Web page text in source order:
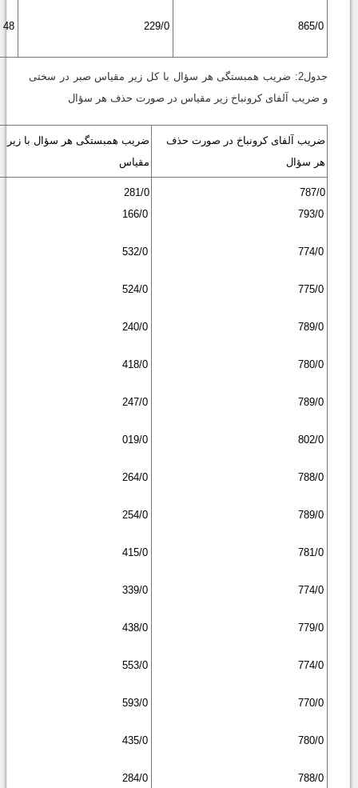
865/0
229/0
48
جدول2: ضریب همبستگی هر سؤال با کل زیر مقیاس صبر در سختی
و ضریب آلفای کرونباخ زیر مقیاس در صورت حذف هر سؤال
ضریب آلفای کرونباخ در صورت حذف
هر سؤال
ضریب همبستگی هر سؤال با زیر
مقیاس
787/0
793/0
774/0
775/0
789/0
780/0
789/0
802/0
788/0
789/0
781/0
774/0
779/0
774/0
770/0
780/0
788/0
281/0
166/0
532/0
524/0
240/0
418/0
247/0
019/0
264/0
254/0
415/0
339/0
438/0
553/0
593/0
435/0
284/0